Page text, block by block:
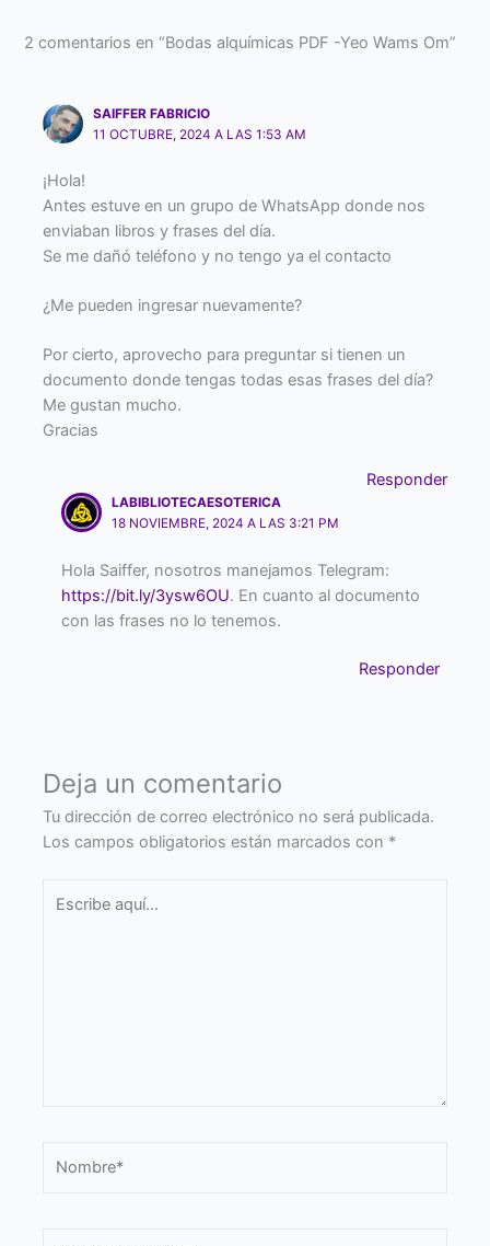
2 comentarios en “Bodas alquímicas PDF -Yeo Wams Om”
SAIFFER FABRICIO
11 OCTUBRE, 2024 A LAS 1:53 AM
¡Hola!
Antes estuve en un grupo de WhatsApp donde nos
enviaban libros y frases del día.
Se me dañó teléfono y no tengo ya el contacto
¿Me pueden ingresar nuevamente?
Por cierto, aprovecho para preguntar si tienen un
documento donde tengas todas esas frases del día?
Me gustan mucho.
Gracias
Responder
LABIBLIOTECAESOTERICA
18 NOVIEMBRE, 2024 A LAS 3:21 PM
Hola Saiffer, nosotros manejamos Telegram:
https://bit.ly/3ysw6OU. En cuanto al documento
con las frases no lo tenemos.
Responder
Deja un comentario
Tu dirección de correo electrónico no será publicada.
Los campos obligatorios están marcados con *
aquí...